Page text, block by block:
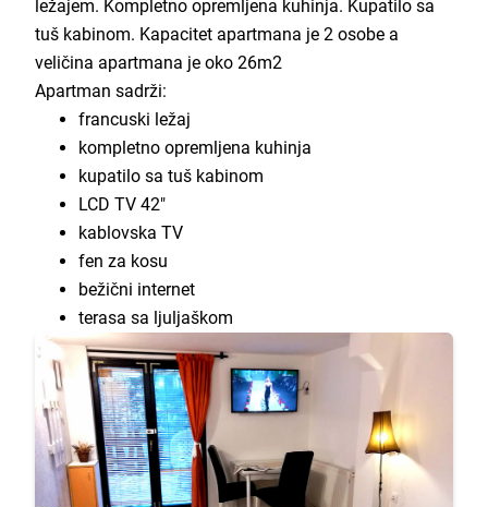
ležajem. Kompletno opremljena kuhinja. Kupatilo sa
tuš kabinom. Kapacitet apartmana je 2 osobe a
veličina apartmana je oko 26m2
Apartman sadrži:
francuski ležaj
kompletno opremljena kuhinja
kupatilo sa tuš kabinom
LCD TV 42"
kablovska TV
fen za kosu
bežični internet
terasa sa ljuljaškom